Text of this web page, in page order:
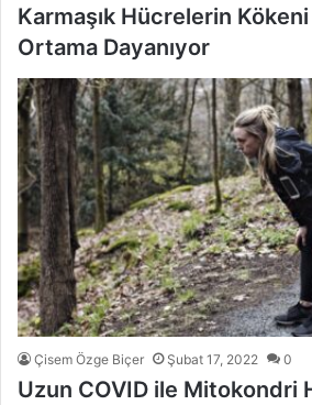
Karmaşık Hücrelerin
Ortama Dayanıyor
Çisem Özge Biçer Şubat 17, 2022 0
Uzun COVID ile Mitokondri